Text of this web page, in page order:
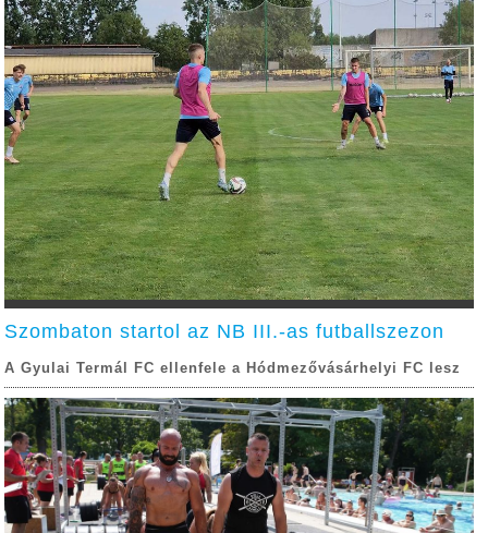
Szombaton startol az NB III.-as futballszezon
A Gyulai Termál FC ellenfele a Hódmezővásárhelyi FC lesz